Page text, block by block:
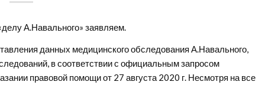
А.Навального» заявляем.
данных медицинского обследования А.Навального,
в соответствии с официальным запросом
правовой помощи от 27 августа 2020 г. Несмотря на все